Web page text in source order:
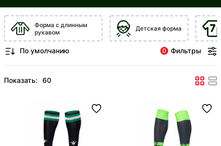
Форма с длинным
рукавом
Детская форма
0 Фильтры
Показать: